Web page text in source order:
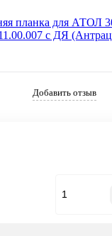
Добавить отзыв